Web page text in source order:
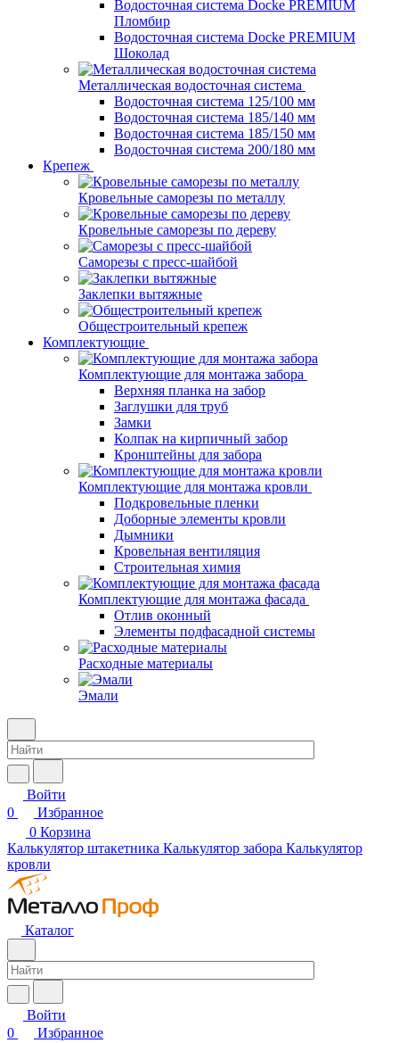
Водосточная система Docke PREMIUM
Пломбир
Водосточная система Docke PREMIUM
Шоколад
Металлическая водосточная система
Водосточная система 125/100 мм
Водосточная система 185/140 мм
Водосточная система 185/150 мм
Водосточная система 200/180 мм
Крепеж
Кровельные саморезы по металлу
Кровельные саморезы по дереву
Саморезы с пресс-шайбой
Заклепки вытяжные
Общестроительный крепеж
Комплектующие
Комплектующие для монтажа забора
Верхняя планка на забор
Заглушки для труб
Замки
Колпак на кирпичный забор
Кронштейны для забора
Комплектующие для монтажа кровли
Подкровельные пленки
Доборные элементы кровли
Дымники
Кровельная вентиляция
Строительная химия
Комплектующие для монтажа фасада
Отлив оконный
Элементы подфасадной системы
Расходные материалы
Эмали
Войти
0
Избранное
0 Корзина
Калькулятор штакетника Калькулятор забора Калькулятор
кровли
Каталог
Войти
0
Избранное